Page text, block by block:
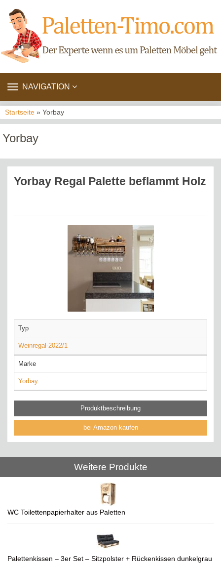
TOGGLE
NAVIGATION
Startseite » Yorbay
Yorbay
Yorbay Regal Palette beflammt Holz
Typ
Weinregal-2022/1
Marke
Yorbay
Produktbeschreibung
bei Amazon kaufen
Weitere Produkte
WC Toilettenpapierhalter aus Paletten
Palettenkissen – 3er Set – Sitzpolster + Rückenkissen dunkelgrau